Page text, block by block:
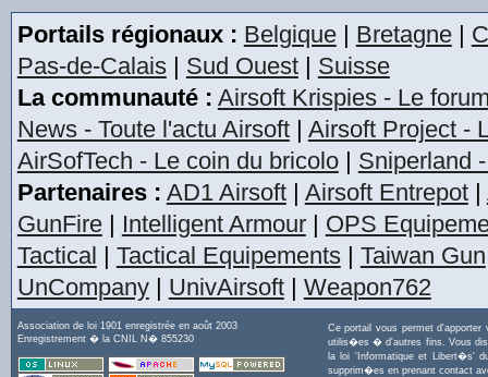
Portails régionaux : Belgique| Bretagne|
Pas-de-Calais| Sud Ouest| Suisse
La communauté : Airsoft Krispies - Le
News - Toute l'actu Airsoft| Airsoft Project -
AirSofTech - Le coin du bricolo| Sniperland
Partenaires : AD1 Airsoft| Airsoft Entrepot|
GunFire| Intelligent Armour| OPS
Tactical | Tactical Equipements| Taiwan Gun
UnCompany| UnivAirsoft| Weapon762
Association de loi 1901 enregistrée en août 2003
Enregistrement � la CNIL N� 855230
Ce portail vous permet
utilis�es � d'autres fins. Vous
la loi 'Informatique et Libert�s'
supprim�es en prenant contact